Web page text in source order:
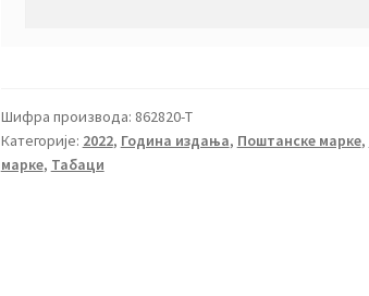
Шифра производа: 862820-T
Категорије: 2022, Година издања, Поштанске марке,
марке, Табаци